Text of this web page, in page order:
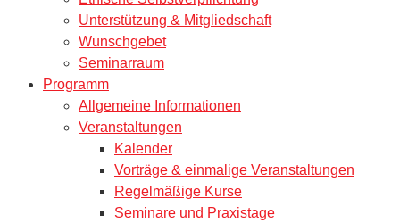
Unterstützung & Mitgliedschaft
Wunschgebet
Seminarraum
Programm
Allgemeine Informationen
Veranstaltungen
Kalender
Vorträge & einmalige Veranstaltungen
Regelmäßige Kurse
Seminare und Praxistage